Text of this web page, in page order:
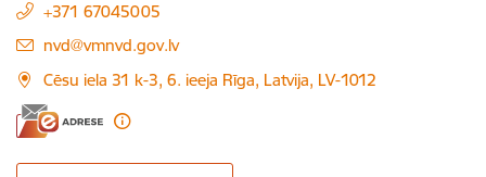
+371 67045005
E-pasts:
nvd@vmnvd.gov.lv
Cēsu iela 31 k-3, 6. ieeja Rīga, Latvija, LV-1012